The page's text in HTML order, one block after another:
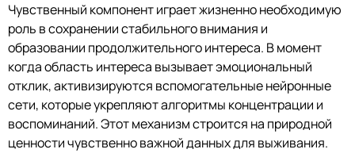
Чувственный компонент играет жизненно необходимую
роль в сохранении стабильного внимания и
образовании продолжительного интереса. В момент
когда область интереса вызывает эмоциональный
отклик, активизируются вспомогательные нейронные
сети, которые укрепляют алгоритмы концентрации и
воспоминаний. Этот механизм строится на природной
ценности чувственно важной данных для выживания.